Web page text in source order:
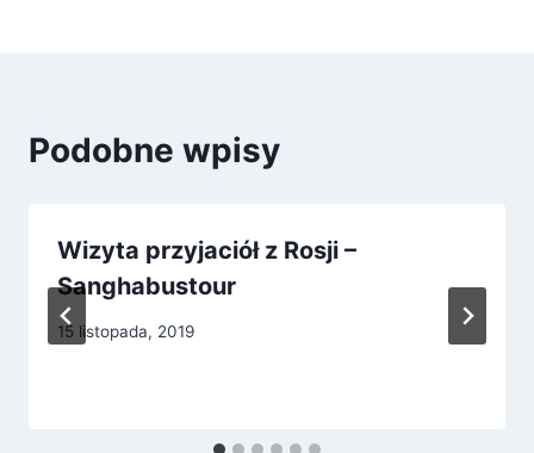
Podobne wpisy
Wizyta przyjaciół z Rosji –
Sanghabustour
15 listopada, 2019